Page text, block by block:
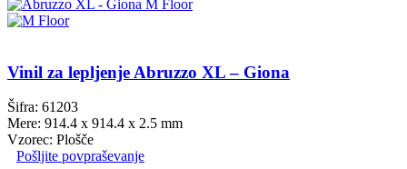
Vinil za lepljenje Abruzzo XL – Giona
Šifra: 61203
Mere: 914.4 x 914.4 x 2.5 mm
Vzorec: Plošče
Pošljite povpraševanje